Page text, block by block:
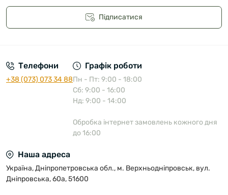
Підписатися
Телефони
+38 (073) 073 34 88
Графік роботи
Пн - Пт: 9:00 - 18:00
Сб: 9:00 - 16:00
Нд: 9:00 - 14:00
Обробка інтернет замовлень кожного дня
до 16:00
Наша адреса
Україна, Дніпропетровська обл., м. Верхньодніпровськ, вул.
Дніпровська, 60а, 51600